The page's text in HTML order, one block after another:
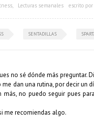
, Lecturas semanales escrito
SENTADILLAS
no sé dónde más preguntar.
dan una rutina, por decir un
no puedo seguir pues
me recomiendas algo.